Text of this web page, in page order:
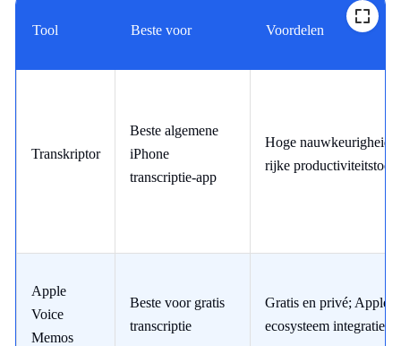
Tool Beste voor Voordelen
Transkriptor
Beste algemene
iPhone
transcriptie-app
Hoge nauwkeurigheid;
rijke productiviteitstools
Apple
Voice
Memos
Beste voor gratis
transcriptie
Gratis en privé; Apple
ecosysteem integratie